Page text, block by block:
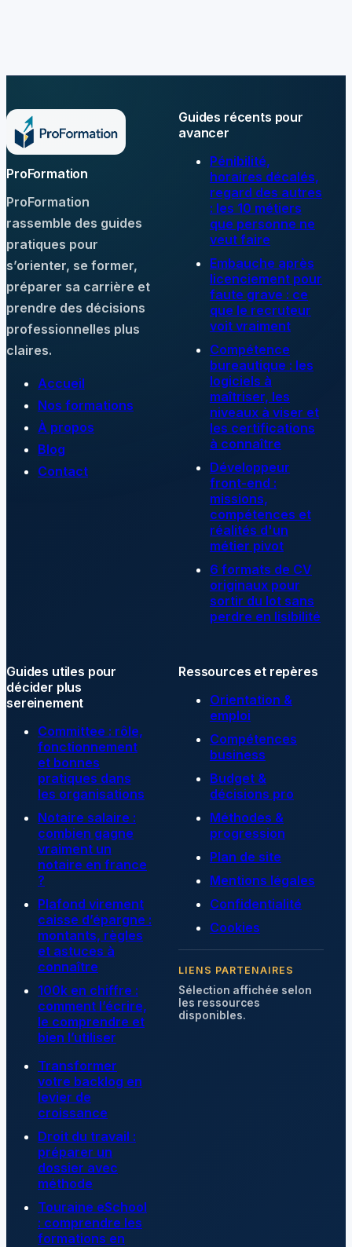
CRA
ProFormation
ProFormation
rassemble des guides
pratiques pour
s’orienter, se former,
préparer sa carrière et
prendre des décisions
professionnelles plus
claires.
Accueil
Nos formations
À propos
Blog
Contact
Guides récents pour
avancer
Pénibilité,
horaires décalés,
regard des autres
: les 10 métiers
que personne ne
veut faire
Embauche après
licenciement pour
faute grave : ce
que le recruteur
voit vraiment
Compétence
bureautique : les
logiciels à
maîtriser, les
niveaux à viser et
les certifications
à connaître
Développeur
front-end :
missions,
compétences et
réalités d'un
métier pivot
6 formats de CV
originaux pour
sortir du lot sans
perdre en lisibilité
Guides utiles pour
décider plus
sereinement
Committee : rôle,
fonctionnement
et bonnes
pratiques dans
les organisations
Notaire salaire :
combien gagne
vraiment un
notaire en france
?
Plafond virement
caisse d’épargne :
montants, règles
et astuces à
connaître
100k en chiffre :
comment l’écrire,
le comprendre et
bien l’utiliser
Transformer
votre backlog en
levier de
croissance
Droit du travail :
préparer un
dossier avec
méthode
Touraine eSchool
: comprendre les
formations en
Ressources et repères
Orientation &
emploi
Compétences
business
Budget &
décisions pro
Méthodes &
progression
Plan de site
Mentions légales
Confidentialité
Cookies
LIENS PARTENAIRES
Sélection affichée selon
les ressources
disponibles.